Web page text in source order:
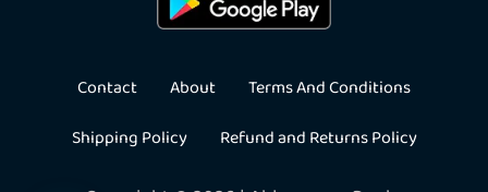
Contact About
Terms And Conditions
Shipping Policy
Refund and Returns Policy